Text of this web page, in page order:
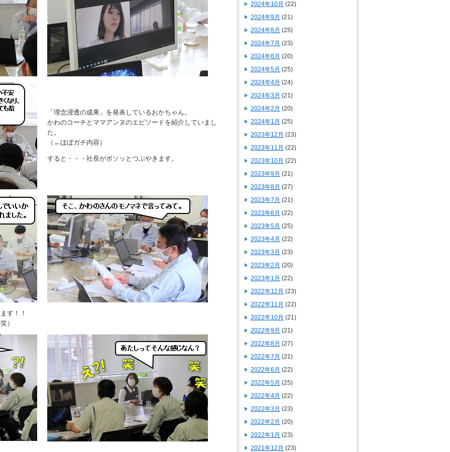
「理念浸透の成果」を発表しているおかちゃん。
かわのコーチとママアンヌのエピソードを紹介していまし
た。
（←ほぼガチ内容）
すると・・・社長がボソッとつぶやきます。
す！！
）
2024年10月 (22)
2024年9月 (21)
2024年8月 (25)
2024年7月 (23)
2024年6月 (20)
2024年5月 (25)
2024年4月 (24)
2024年3月 (21)
2024年2月 (20)
2024年1月 (25)
2023年12月 (23)
2023年11月 (22)
2023年10月 (22)
2023年9月 (21)
2023年8月 (27)
2023年7月 (21)
2023年6月 (22)
2023年5月 (25)
2023年4月 (22)
2023年3月 (23)
2023年2月 (20)
2023年1月 (22)
2022年12月 (23)
2022年11月 (22)
2022年10月 (21)
2022年9月 (21)
2022年8月 (27)
2022年7月 (21)
2022年6月 (22)
2022年5月 (25)
2022年4月 (22)
2022年3月 (23)
2022年2月 (20)
2022年1月 (23)
2021年12月 (23)